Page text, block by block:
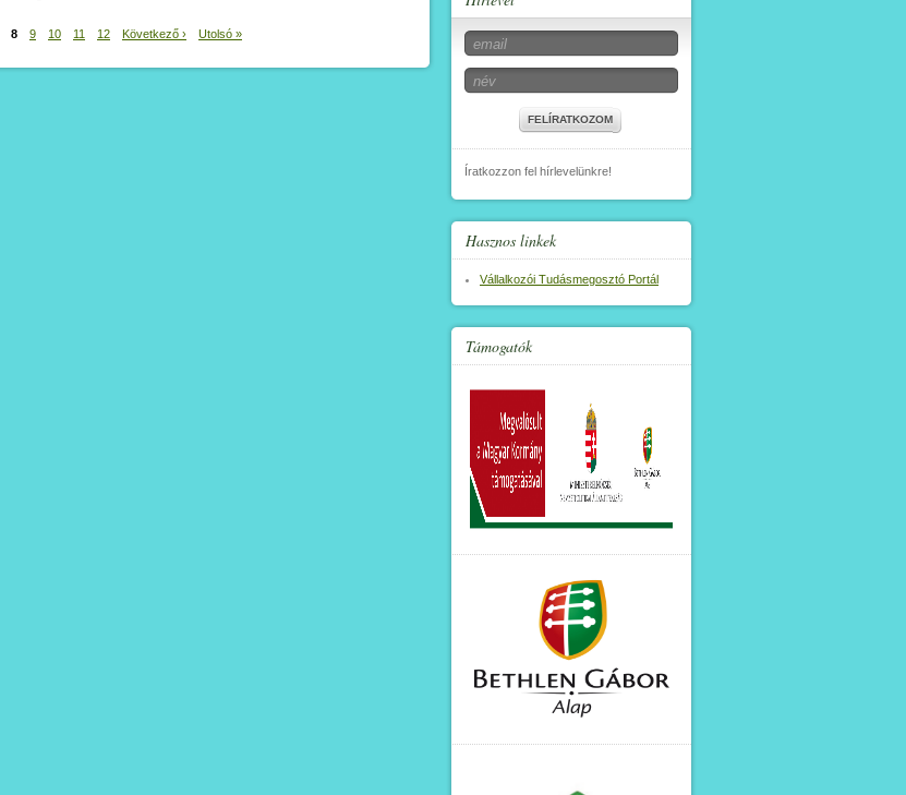
8 9 10 11 12 Következő › Utolsó »
FELÍRATKOZOM
Íratkozzon fel hírlevelünkre!
Hasznos linkek
Vállalkozói Tudásmegosztó Portál
Támogatók